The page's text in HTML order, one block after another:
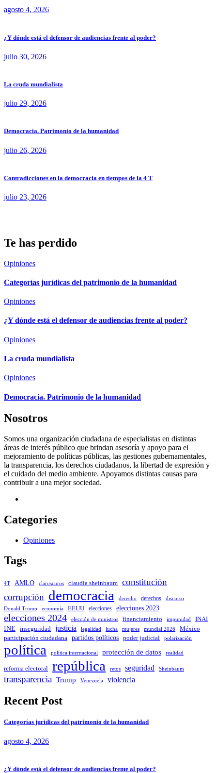
agosto 4, 2026
¿Y dónde está el defensor de audiencias frente al poder?
julio 30, 2026
La cruda mundialista
julio 29, 2026
Democracia. Patrimonio de la humanidad
julio 26, 2026
Contradicciones en la democracia en tiempos de la 4 T
julio 23, 2026
Te has perdido
Opiniones
Categorías jurídicas del patrimonio de la humanidad
Opiniones
¿Y dónde está el defensor de audiencias frente al poder?
Opiniones
La cruda mundialista
Opiniones
Democracia. Patrimonio de la humanidad
Nosotros
Somos una organización ciudadana de especialistas en distintas
áreas de interés público que brindan asesoría y apoyo para el
mejoramiento de políticas públicas, las gestiones gubernamentales,
la transparencia, los derechos ciudadanos, la libertad de expresión y
el cuidado del medio ambiente. Apoyamos distintas causas para
contribuir a una mejor sociedad.
Categories
Opiniones
Tags
4T AMLO claroscuros claudia sheinbaum
constitución
corrupción democracia derecho derechos
discurso
Donald Trump
economía EEUU elecciones elecciones 2023
elecciones 2024 elección de ministros financiamiento impunidad INAI
INE inseguridad justicia legalidad lucha mujeres mundial 2026 México
participación ciudadana partidos políticos poder judicial polarización
política política internacional protección de datos realidad
reforma electoral república retos seguridad Sheinbaum
transparencia Trump Venezuela violencia
Recent Post
Categorías jurídicas del patrimonio de la humanidad
agosto 4, 2026
¿Y dónde está el defensor de audiencias frente al poder?